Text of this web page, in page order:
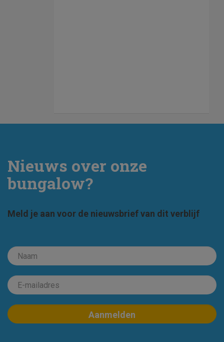
Nieuws over onze
bungalow?
Meld je aan voor de nieuwsbrief van dit verblijf